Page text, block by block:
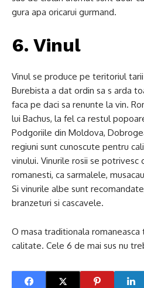
gura apa oricarui gurmand.
6. Vinul
Vinul se produce pe teritoriul
Burebista a dat ordin sa s arda
faca pe daci sa renunte la vin.
lui Bachus, la fel ca restul
Podgoriile din Moldova,
regiuni sunt cunoscute pentru
vinului. Vinurile rosii se
romanesti, ca sarmalele,
Si vinurile albe sunt
branzeturi si cascavele.
O masa traditionala
calitate. Cele 6 de mai sus nu